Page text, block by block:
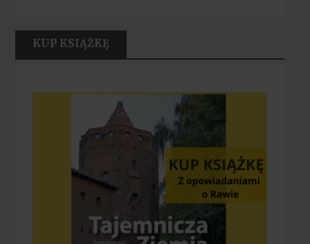
KUP KSIĄŻKĘ